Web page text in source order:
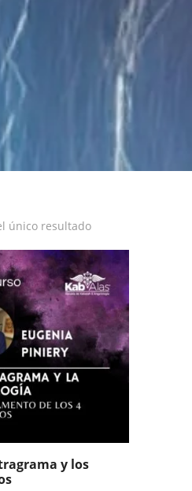
único resultado
y los